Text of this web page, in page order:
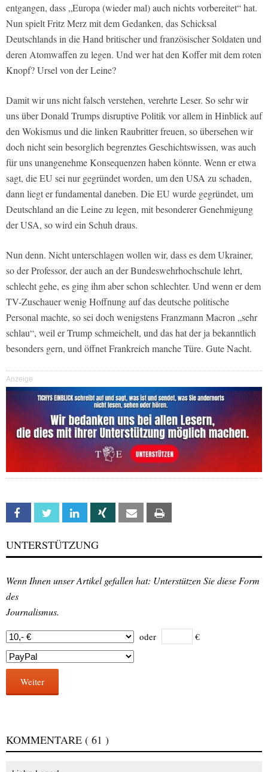
entgangen, dass „Europa (wieder mal) auch nichts vorbereitet“ hat.
Nun spielt Fritz Merz mit dem Gedanken, das Schicksal
Deutschlands in die Hand britischer und französischer Soldaten und
deren Atomwaffen zu legen. Und wer hat den Koffer mit dem roten
Knopf? Ursel von der Leine?
Damit wir uns nicht falsch verstehen, verehrte Leser. So sehr wir
uns über Donald Trumps disruptive Politik vor allem in Hinblick auf
den Wokismus und die linken Raubritter freuen, so übersehen wir
doch nicht sein besorglich begrenztes Geschichtswissen, was auch
für uns unangenehme Konsequenzen haben könnte. Wenn er etwa
sagt, die EU sei nur gegründet worden, um den USA zu schaden,
dann liegt er fundamental daneben. Die EU wurde gegründet, um
Deutschland an die Leine zu legen, mit besonderer Genehmigung
der USA, so wird ein Schuh draus.
Nun denn. Nicht unterschlagen wollen wir, dass es dem Ukrainer,
so der Professor, der auch an der Bundeswehrhochschule lehrt,
schlecht gehe, es ging ihm aber schon schlechter. Und wenn er dem
TV-Zuschauer wenig Hoffnung auf das deutsche politische
Personal machte, so sei doch wenigstens Franzmann Macron „sehr
schlau“, weil er Trump schmeichelt, und das hat der ja bekanntlich
besonders gern, und öffnet Frankreich manche Türe. Gute Nacht.
Anzeige
Facebook Twitter Linkedin Xing Email
UNTERSTÜTZUNG
Wenn Ihnen unser Artikel gefallen hat: Unterstützen Sie diese Form
des
Journalismus.
oder €
Weiter
KOMMENTARE ( 61 )